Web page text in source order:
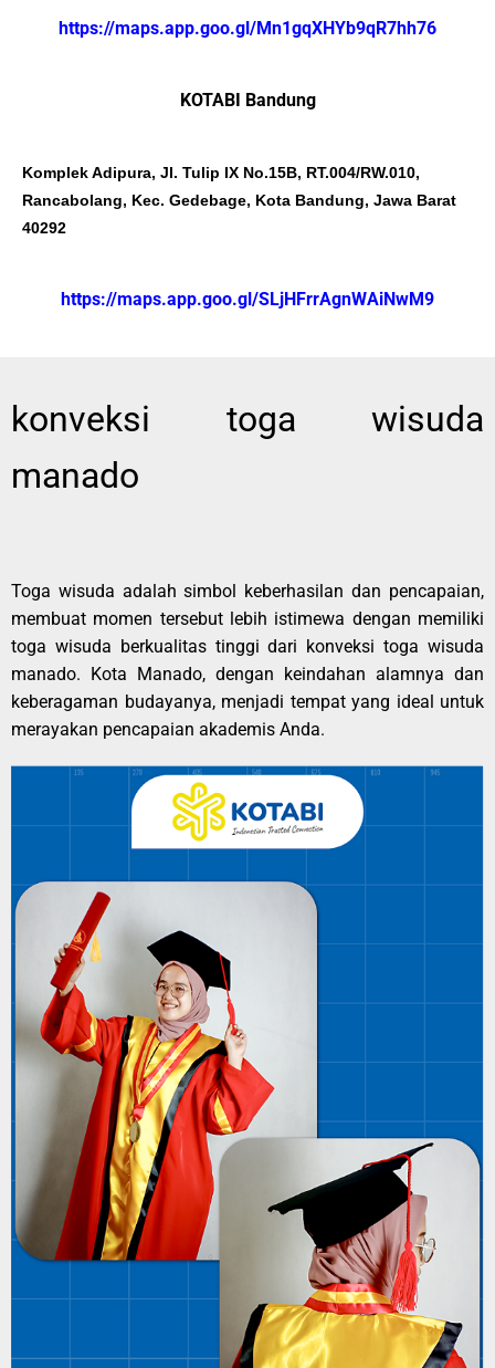
https://maps.app.goo.gl/Mn1gqXHYb9qR7hh76
KOTABI Bandung
Komplek Adipura, Jl. Tulip IX No.15B, RT.004/RW.010,
Rancabolang, Kec. Gedebage, Kota Bandung, Jawa Barat
40292
https://maps.app.goo.gl/SLjHFrrAgnWAiNwM9
konveksi toga wisuda
manado
Toga wisuda adalah simbol keberhasilan dan pencapaian,
membuat momen tersebut lebih istimewa dengan memiliki
toga wisuda berkualitas tinggi dari konveksi toga wisuda
manado. Kota Manado, dengan keindahan alamnya dan
keberagaman budayanya, menjadi tempat yang ideal untuk
merayakan pencapaian akademis Anda.